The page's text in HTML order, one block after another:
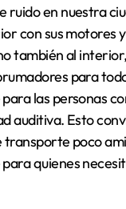
ruido en nuestra
con sus motores
también al
para
las personas
auditiva. Esto
transporte poco
quienes